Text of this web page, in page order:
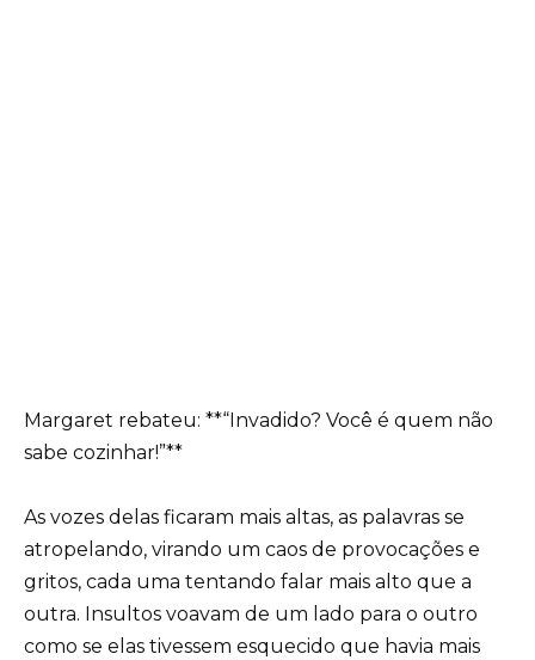
Margaret rebateu: **“Invadido? Você é quem não
sabe cozinhar!”**
As vozes delas ficaram mais altas, as palavras se
atropelando, virando um caos de provocações e
gritos, cada uma tentando falar mais alto que a
outra. Insultos voavam de um lado para o outro
como se elas tivessem esquecido que havia mais